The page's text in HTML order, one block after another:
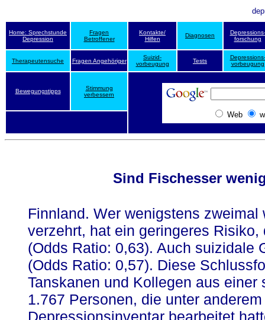
Home: Sprechstunde
Depression
Fragen
Betroffener
Kontakte/
Hilfen
Diagnosen
Depressions-
forschung
Therapeutensuche Fragen Angehöriger
Suizid-
vorbeugung
Tests
Depressions-
vorbeugung
Bewegungstipps
Stimmung
verbessern
Web
Sind Fischesser
Finnland. Wer wenigstens
verzehrt, hat ein geringeres
(Odds Ratio: 0,63). Auch suizidale
(Odds Ratio: 0,57). Diese
Tanskanen und Kollegen aus
1.767 Personen, die unter
Depressionsinventar bearbeitet